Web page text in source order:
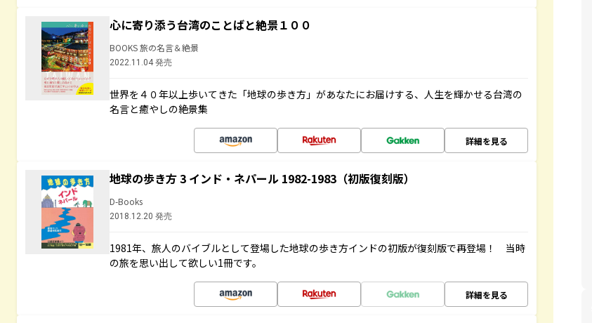
心に寄り添う台湾のことばと絶景１００
BOOKS 旅の名言＆絶景
2022.11.04 発売
世界を４０年以上歩いてきた「地球の歩き方」があなたにお届けする、人生を輝かせる台湾の
名言と癒やしの絶景集
詳細を見る
地球の歩き方 3 インド・ネパール 1982-1983（初版復刻版）
D-Books
2018.12.20 発売
1981年、旅人のバイブルとして登場した地球の歩き方インドの初版が復刻版で再登場！ 当時
の旅を思い出して欲しい1冊です。
詳細を見る